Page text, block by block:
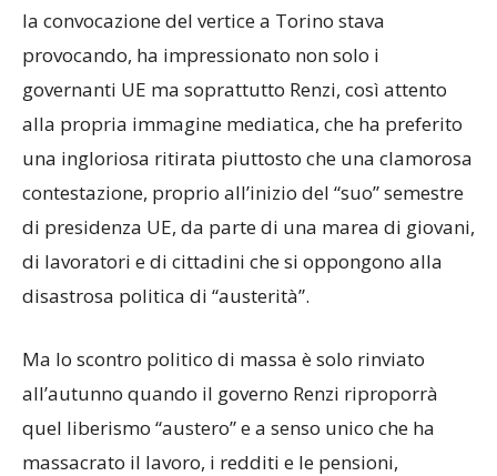
la convocazione del vertice a Torino stava
provocando, ha impressionato non solo i
governanti UE ma soprattutto Renzi, così attento
alla propria immagine mediatica, che ha preferito
una ingloriosa ritirata piuttosto che una clamorosa
contestazione, proprio all’inizio del “suo” semestre
di presidenza UE, da parte di una marea di giovani,
di lavoratori e di cittadini che si oppongono alla
disastrosa politica di “austerità”.
Ma lo scontro politico di massa è solo rinviato
all’autunno quando il governo Renzi riproporrà
quel liberismo “austero” e a senso unico che ha
massacrato il lavoro, i redditi e le pensioni,